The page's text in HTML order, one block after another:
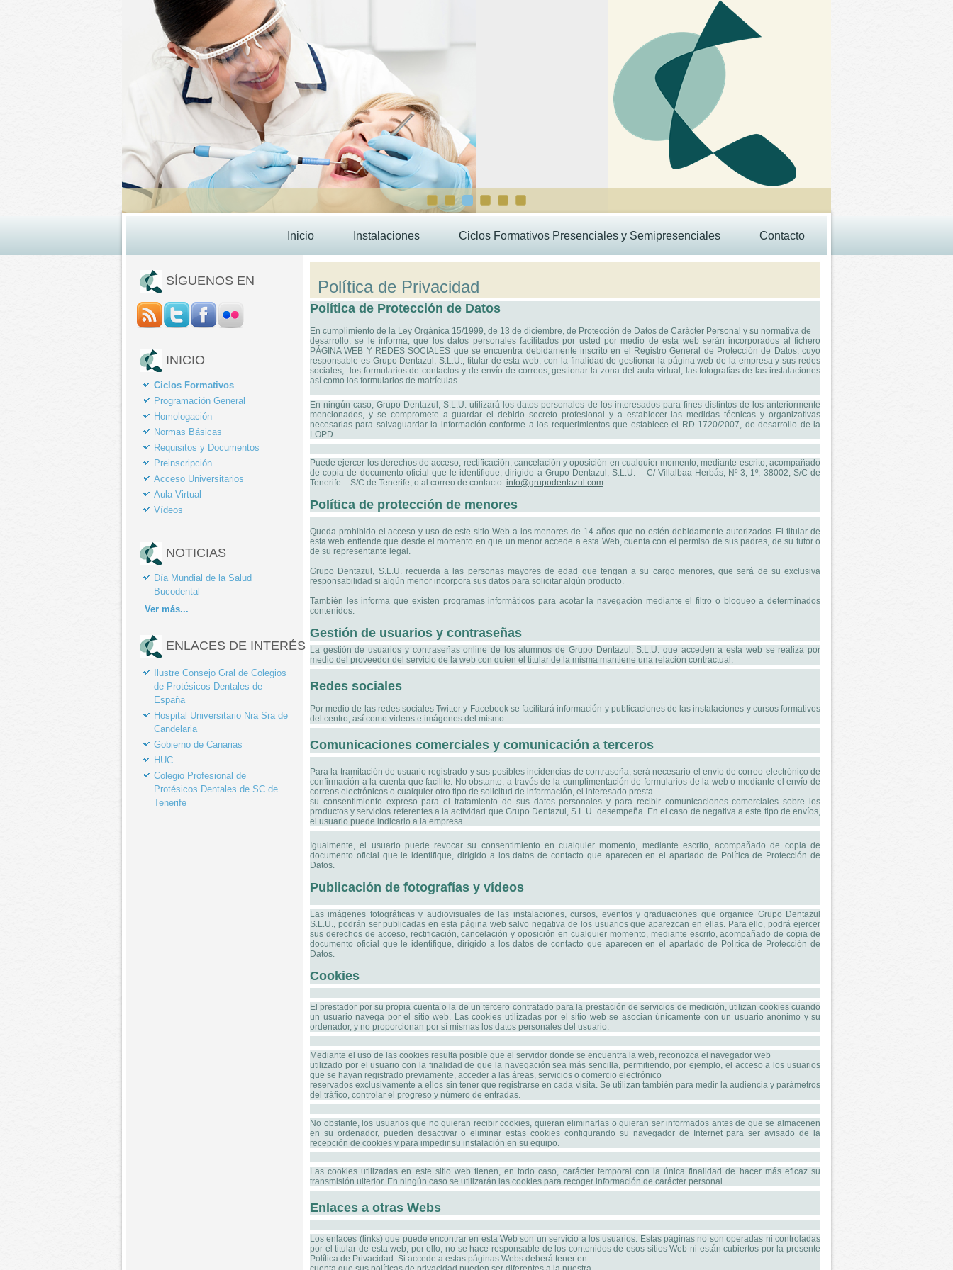
Inicio Instalaciones Ciclos Formativos Presenciales y Semipresenciales Contacto
SÍGUENOS EN
INICIO
Ciclos Formativos
Programación General
Homologación
Normas Básicas
Requisitos y Documentos
Preinscripción
Acceso Universitarios
Aula Virtual
Vídeos
NOTICIAS
Día Mundial de la Salud
Bucodental
Ver más...
ENLACES DE INTERÉS
Ilustre Consejo Gral de Colegios
de Protésicos Dentales de
España
Hospital Universitario Nra Sra de
Candelaria
Gobierno de Canarias
HUC
Colegio Profesional de
Protésicos Dentales de SC de
Tenerife
Política de Privacidad
Política de Protección de Datos
En cumplimiento de la Ley Orgánica 15/1999, de 13 de diciembre, de Protección de Datos de Carácter Personal y su normativa de
desarrollo, se le informa; que los datos personales facilitados por usted por medio de esta web serán incorporados al fichero
PÁGINA WEB Y REDES SOCIALES que se encuentra debidamente inscrito en el Registro General de Protección de Datos, cuyo
responsable es Grupo Dentazul, S.L.U., titular de esta web, con la finalidad de gestionar la página web de la empresa y sus redes
sociales, los formularios de contactos y de envío de correos, gestionar la zona del aula virtual, las fotografías de las instalaciones
así como los formularios de matrículas.
En ningún caso, Grupo Dentazul, S.L.U. utilizará los datos personales de los interesados para fines distintos de los anteriormente
mencionados, y se compromete a guardar el debido secreto profesional y a establecer las medidas técnicas y organizativas
necesarias para salvaguardar la información conforme a los requerimientos que establece el RD 1720/2007, de desarrollo de la
LOPD.
Puede ejercer los derechos de acceso, rectificación, cancelación y oposición en cualquier momento, mediante escrito, acompañado
de copia de documento oficial que le identifique, dirigido a Grupo Dentazul, S.L.U. – C/ Villalbaa Herbás, Nº 3, 1º, 38002, S/C de
Tenerife – S/C de Tenerife, o al correo de contacto: info@grupodentazul.com
Política de protección de menores
Queda prohibido el acceso y uso de este sitio Web a los menores de 14 años que no estén debidamente autorizados. El titular de
esta web entiende que desde el momento en que un menor accede a esta Web, cuenta con el permiso de sus padres, de su tutor o
de su representante legal.
Grupo Dentazul, S.L.U. recuerda a las personas mayores de edad que tengan a su cargo menores, que será de su exclusiva
responsabilidad si algún menor incorpora sus datos para solicitar algún producto.
También les informa que existen programas informáticos para acotar la navegación mediante el filtro o bloqueo a determinados
contenidos.
Gestión de usuarios y contraseñas
La gestión de usuarios y contraseñas online de los alumnos de Grupo Dentazul, S.L.U. que acceden a esta web se realiza por
medio del proveedor del servicio de la web con quien el titular de la misma mantiene una relación contractual.
Redes sociales
Por medio de las redes sociales Twitter y Facebook se facilitará información y publicaciones de las instalaciones y cursos formativos
del centro, así como videos e imágenes del mismo.
Comunicaciones comerciales y comunicación a terceros
Para la tramitación de usuario registrado y sus posibles incidencias de contraseña, será necesario el envío de correo electrónico de
confirmación a la cuenta que facilite. No obstante, a través de la cumplimentación de formularios de la web o mediante el envío de
correos electrónicos o cualquier otro tipo de solicitud de información, el interesado presta
su consentimiento expreso para el tratamiento de sus datos personales y para recibir comunicaciones comerciales sobre los
productos y servicios referentes a la actividad que Grupo Dentazul, S.L.U. desempeña. En el caso de negativa a este tipo de envíos,
el usuario puede indicarlo a la empresa.
Igualmente, el usuario puede revocar su consentimiento en cualquier momento, mediante escrito, acompañado de copia de
documento oficial que le identifique, dirigido a los datos de contacto que aparecen en el apartado de Política de Protección de
Datos.
Publicación de fotografías y vídeos
Las imágenes fotográficas y audiovisuales de las instalaciones, cursos, eventos y graduaciones que organice Grupo Dentazul
S.L.U., podrán ser publicadas en esta página web salvo negativa de los usuarios que aparezcan en ellas. Para ello, podrá ejercer
sus derechos de acceso, rectificación, cancelación y oposición en cualquier momento, mediante escrito, acompañado de copia de
documento oficial que le identifique, dirigido a los datos de contacto que aparecen en el apartado de Política de Protección de
Datos.
Cookies
El prestador por su propia cuenta o la de un tercero contratado para la prestación de servicios de medición, utilizan cookies cuando
un usuario navega por el sitio web. Las cookies utilizadas por el sitio web se asocian únicamente con un usuario anónimo y su
ordenador, y no proporcionan por sí mismas los datos personales del usuario.
Mediante el uso de las cookies resulta posible que el servidor donde se encuentra la web, reconozca el navegador web
utilizado por el usuario con la finalidad de que la navegación sea más sencilla, permitiendo, por ejemplo, el acceso a los usuarios
que se hayan registrado previamente, acceder a las áreas, servicios o comercio electrónico
reservados exclusivamente a ellos sin tener que registrarse en cada visita. Se utilizan también para medir la audiencia y parámetros
del tráfico, controlar el progreso y número de entradas.
No obstante, los usuarios que no quieran recibir cookies, quieran eliminarlas o quieran ser informados antes de que se almacenen
en su ordenador, pueden desactivar o eliminar estas cookies configurando su navegador de Internet para ser avisado de la
recepción de cookies y para impedir su instalación en su equipo.
Las cookies utilizadas en este sitio web tienen, en todo caso, carácter temporal con la única finalidad de hacer más eficaz su
transmisión ulterior. En ningún caso se utilizarán las cookies para recoger información de carácter personal.
Enlaces a otras Webs
Los enlaces (links) que puede encontrar en esta Web son un servicio a los usuarios. Estas páginas no son operadas ni controladas
por el titular de esta web, por ello, no se hace responsable de los contenidos de esos sitios Web ni están cubiertos por la presente
Política de Privacidad. Si accede a estas páginas Webs deberá tener en